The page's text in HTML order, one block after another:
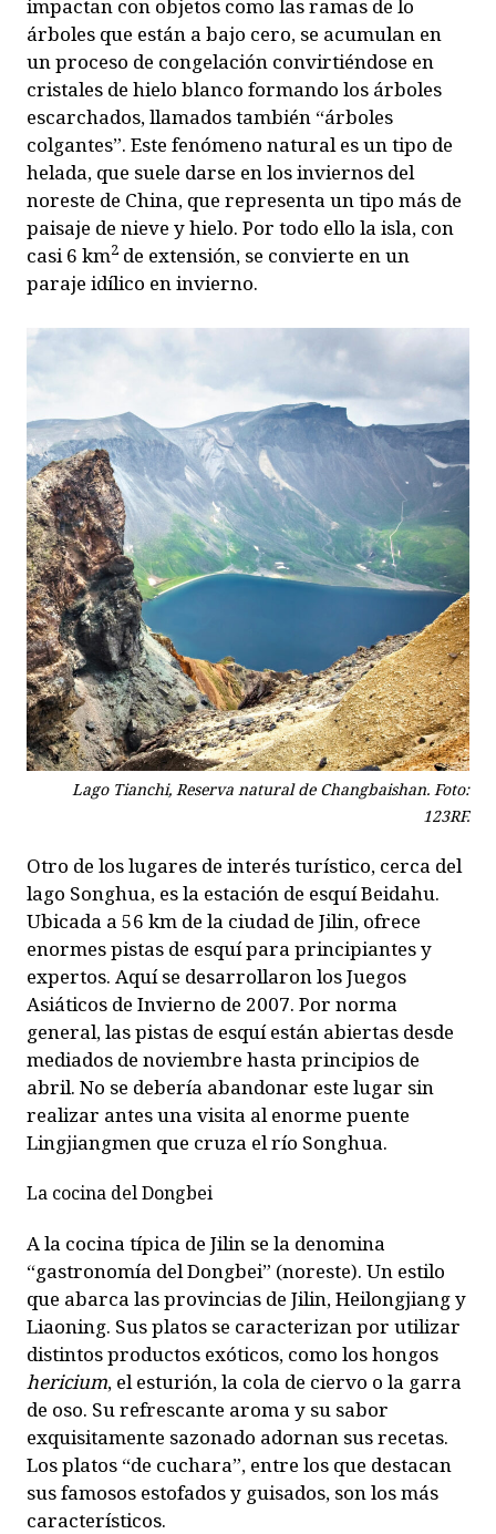
impactan con objetos como las ramas de lo
árboles que están a bajo cero, se acumulan en
un proceso de congelación convirtiéndose en
cristales de hielo blanco formando los árboles
escarchados, llamados también “árboles
colgantes”. Este fenómeno natural es un tipo de
helada, que suele darse en los inviernos del
noreste de China, que representa un tipo más de
paisaje de nieve y hielo. Por todo ello la isla, con
casi 6 km2 de extensión, se convierte en un
paraje idílico en invierno.
Lago Tianchi, Reserva natural de Changbaishan. Foto:
123RF.
Otro de los lugares de interés turístico, cerca del
lago Songhua, es la estación de esquí Beidahu.
Ubicada a 56 km de la ciudad de Jilin, ofrece
enormes pistas de esquí para principiantes y
expertos. Aquí se desarrollaron los Juegos
Asiáticos de Invierno de 2007. Por norma
general, las pistas de esquí están abiertas desde
mediados de noviembre hasta principios de
abril. No se debería abandonar este lugar sin
realizar antes una visita al enorme puente
Lingjiangmen que cruza el río Songhua.
La cocina del Dongbei
A la cocina típica de Jilin se la denomina
“gastronomía del Dongbei” (noreste). Un estilo
que abarca las provincias de Jilin, Heilongjiang y
Liaoning. Sus platos se caracterizan por utilizar
distintos productos exóticos, como los hongos
hericium, el esturión, la cola de ciervo o la garra
de oso. Su refrescante aroma y su sabor
exquisitamente sazonado adornan sus recetas.
Los platos “de cuchara”, entre los que destacan
sus famosos estofados y guisados, son los más
característicos.